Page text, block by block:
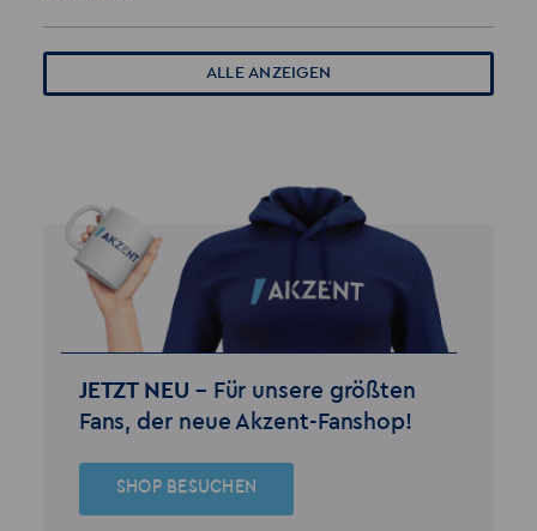
ALLE ANZEIGEN
JETZT NEU – Für unsere größten
Fans, der neue Akzent-Fanshop!
SHOP BESUCHEN